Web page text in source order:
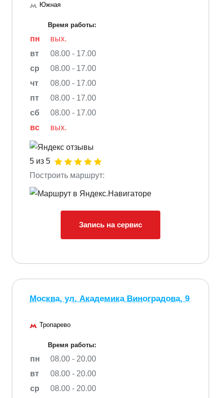
Южная
Время работы:
пн
вых.
вт
08.00 - 17.00
ср
08.00 - 17.00
чт
08.00 - 17.00
пт
08.00 - 17.00
сб
08.00 - 17.00
вс
вых.
5 из 5
Построить маршрут:
Запись на сервис
Москва, ул. Академика Виноградова, 9
Тропарево
Время работы:
пн
08.00 - 20.00
вт
08.00 - 20.00
ср
08.00 - 20.00